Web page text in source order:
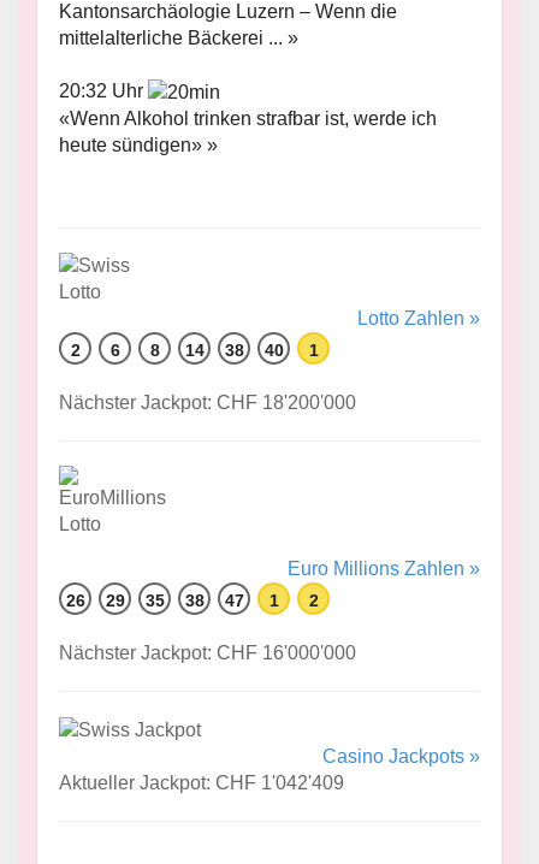
Kantonsarchäologie Luzern – Wenn die
mittelalterliche Bäckerei ... »
20:32 Uhr
«Wenn Alkohol trinken strafbar ist, werde ich
heute sündigen» »
Lotto Zahlen »
2 6 8 14 38 40 1
Nächster Jackpot: CHF 18'200'000
Euro Millions Zahlen »
26 29 35 38 47 1 2
Nächster Jackpot: CHF 16'000'000
Casino Jackpots »
Aktueller Jackpot: CHF 1'042'409